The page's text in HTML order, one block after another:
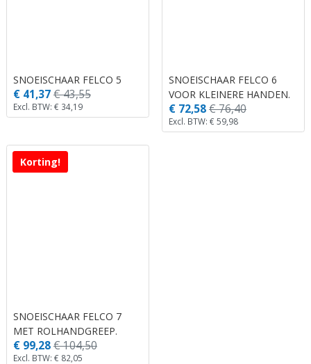
SNOEISCHAAR FELCO 5
€ 41,37€ 43,55
Excl. BTW: € 34,19
SNOEISCHAAR FELCO 6
VOOR KLEINERE HANDEN.
(MEDIUM)
€ 72,58€ 76,40
Excl. BTW: € 59,98
Korting!
SNOEISCHAAR FELCO 7
MET ROLHANDGREEP.
(MEDIUM)
€ 99,28€ 104,50
Excl. BTW: € 82,05